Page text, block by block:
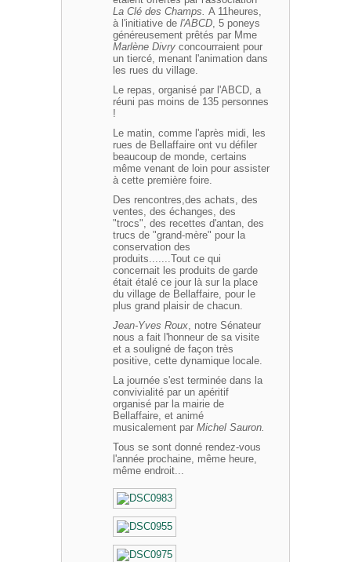
La Clé des Champs. A 11heures,
à l'initiative de l'ABCD, 5 poneys
généreusement prêtés par Mme
Marlène Divry concourraient pour
un tiercé, menant l'animation dans
les rues du village.
Le repas, organisé par l'ABCD, a
réuni pas moins de 135 personnes
!
Le matin, comme l'après midi, les
rues de Bellaffaire ont vu défiler
beaucoup de monde, certains
même venant de loin pour assister
à cette première foire.
Des rencontres,des achats, des
ventes, des échanges, des
"trocs", des recettes d'antan, des
trucs de "grand-mère" pour la
conservation des
produits.......Tout ce qui
concernait les produits de garde
était étalé ce jour là sur la place
du village de Bellaffaire, pour le
plus grand plaisir de chacun.
Jean-Yves Roux, notre Sénateur
nous a fait l'honneur de sa visite
et a souligné de façon très
positive, cette dynamique locale.
La journée s'est terminée dans la
convivialité par un apéritif
organisé par la mairie de
Bellaffaire, et animé
musicalement par Michel Sauron.
Tous se sont donné rendez-vous
l'année prochaine, même heure,
même endroit...